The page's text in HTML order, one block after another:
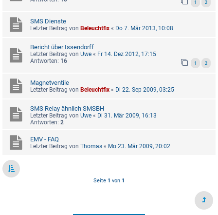
1 2
SMS Dienste
Letzter Beitrag von Beleuchtfix « Do 7. Mär 2013, 10:08
Bericht über Issendorff
Letzter Beitrag von Uwe « Fr 14. Dez 2012, 17:15
Antworten: 16 1 2
Magnetventile
Letzter Beitrag von Beleuchtfix « Di 22. Sep 2009, 03:25
SMS Relay ähnlich SMSBH
Letzter Beitrag von Uwe « Di 31. Mär 2009, 16:13
Antworten: 2
EMV - FAQ
Letzter Beitrag von Thomas « Mo 23. Mär 2009, 20:02
Seite 1 von 1